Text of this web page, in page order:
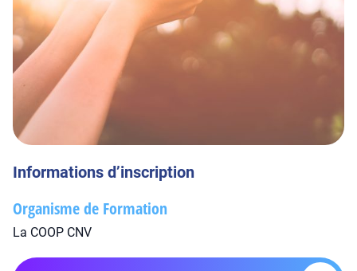
Informations d’inscription
Organisme de Formation
La COOP CNV